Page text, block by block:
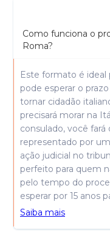
Como funciona o
Roma?
Este formato é ideal
pode esperar o
tornar cidadão
precisará morar na
consulado, você
representado por
ação judicial no
perfeito para quem
pelo tempo do
esperar por 15 anos
Saiba mais